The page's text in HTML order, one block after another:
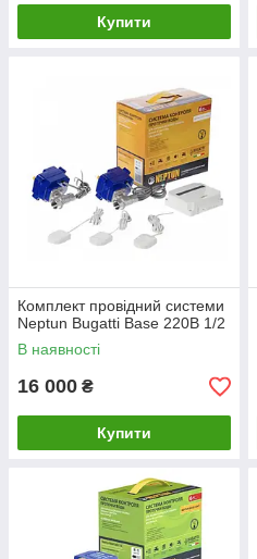
Купити
Комплект провідний системи
Neptun Bugatti Base 220B 1/2
В наявності
16 000 ₴
Купити